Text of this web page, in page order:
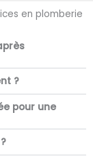
en plomberie
?
pour une